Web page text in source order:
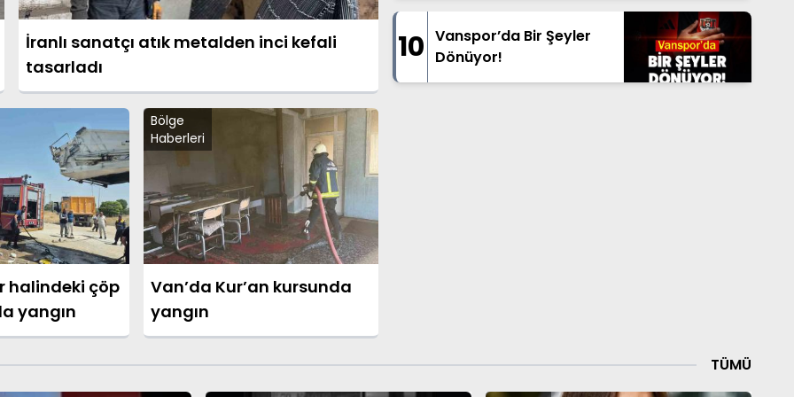
İranlı sanatçı atık metalden inci kefali
tasarladı
halindeki çöp
yangın
Bölge
Haberleri
Van’da Kur’an kursunda
yangın
10 Vanspor’da Bir Şeyler
Dönüyor!
TÜMÜ